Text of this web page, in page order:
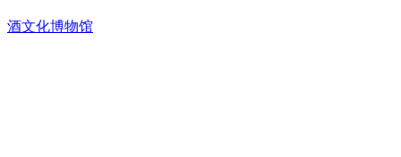
酒文化博物馆